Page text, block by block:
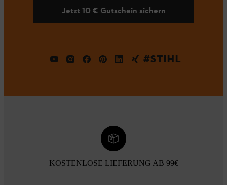
Jetzt 10 € Gutschein sichern
#STIHL
KOSTENLOSE LIEFERUNG AB 99€